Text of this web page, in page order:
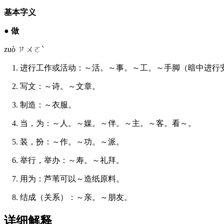
基本字义
● 做
zuò ㄗㄨㄛˋ
1. 进行工作或活动：～活。～事。～工。～手脚（暗中进行
2. 写文：～诗。～文章。
3. 制造：～衣服。
4. 当，为：～人。～媒。～伴。～主。～客。看～。
5. 装，扮：～作。～功。～派。
6. 举行，举办：～寿。～礼拜。
7. 用为：芦苇可以～造纸原料。
8. 结成（关系）：～亲。～朋友。
详细解释